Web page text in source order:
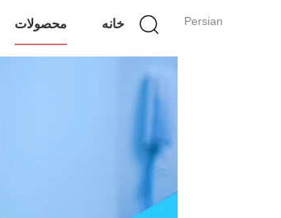
Persian خانه محصولات